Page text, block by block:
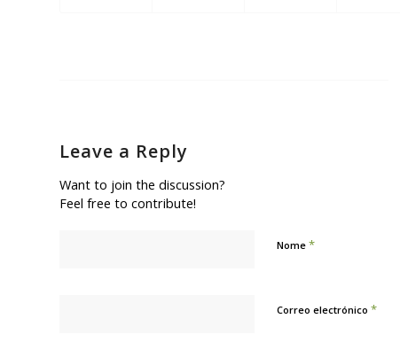
Leave a Reply
Want to join the discussion?
Feel free to contribute!
Nome *
Correo electrónico *